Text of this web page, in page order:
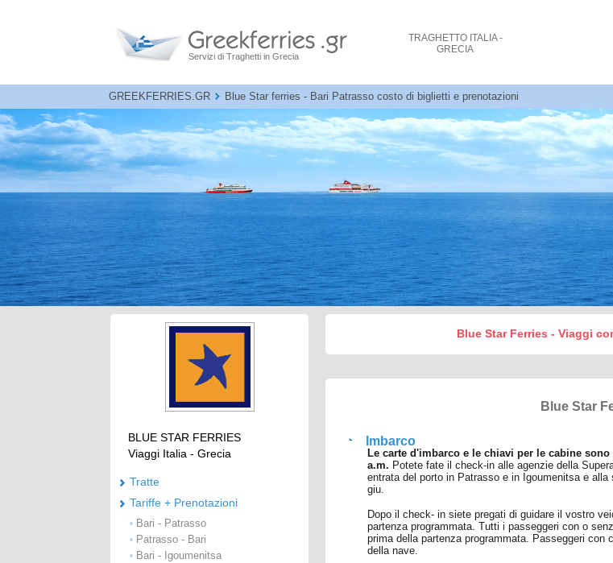
Servizi di Traghetti in Grecia
TRAGHETTO ITALIA -
GRECIA
GREEKFERRIES.GR Blue Star ferries - Bari Patrasso costo di biglietti e prenotazioni
BLUE STAR FERRIES
Viaggi Italia - Grecia
Tratte
Tariffe + Prenotazioni
• Bari - Patrasso
• Patrasso - Bari
• Bari - Igoumenitsa
Blue Star Ferries - Viaggi
Blue Star
Imbarco
Le carte d'imbarco e le chiavi per le cabine
a.m. Potete fate il check-in alle agenzie della
entrata del porto in Patrasso e in Igoumenitsa e
giu.
Dopo il check- in siete pregati di guidare il vostro
partenza programmata. Tutti i passeggeri con o
prima della partenza programmata. Passeggeri
della nave.